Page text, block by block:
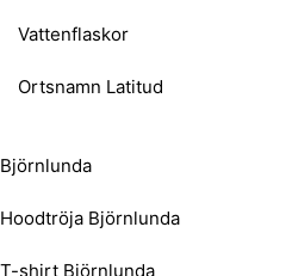
Vattenflaskor
Ortsnamn Latitud
Björnlunda
Hoodtröja Björnlunda
T-shirt Björnlunda